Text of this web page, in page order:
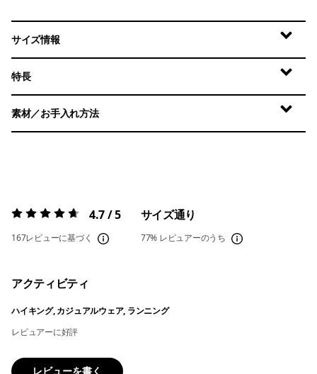
サイズ情報
特長
素材／お手入れ方法
評価:4.7 / 5 4.7 / 5
167レビューに基づく
サイズ通り
77% レビュアーのうち
アクティビティ
ハイキング, カジュアルウェア, ランニング
レビュアーに好評
レビューを書く